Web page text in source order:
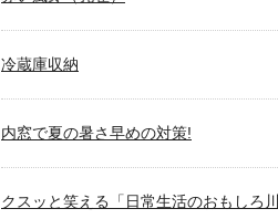
冷蔵庫収納
内窓で夏の暑さ早めの対策!
クスッと笑える「日常生活のおもしろ川